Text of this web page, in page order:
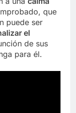
que
puede ser
el
de sus
para él.